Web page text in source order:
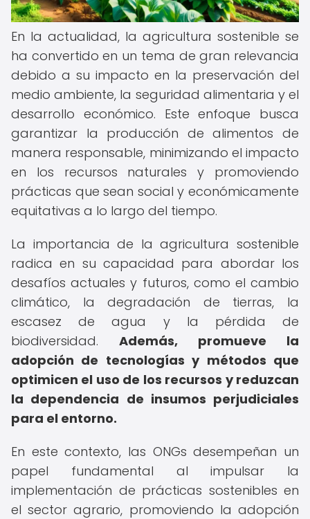
En la actualidad, la agricultura sostenible se
ha convertido en un tema de gran relevancia
debido a su impacto en la preservación del
medio ambiente, la seguridad alimentaria y el
desarrollo económico. Este enfoque busca
garantizar la producción de alimentos de
manera responsable, minimizando el impacto
en los recursos naturales y promoviendo
prácticas que sean social y económicamente
equitativas a lo largo del tiempo.
La importancia de la agricultura sostenible
radica en su capacidad para abordar los
desafíos actuales y futuros, como el cambio
climático, la degradación de tierras, la
escasez de agua y la pérdida de
biodiversidad. Además, promueve la
adopción de tecnologías y métodos que
optimicen el uso de los recursos y reduzcan
la dependencia de insumos perjudiciales
para el entorno.
En este contexto, las ONGs desempeñan un
papel fundamental al impulsar la
implementación de prácticas sostenibles en
el sector agrario, promoviendo la adopción